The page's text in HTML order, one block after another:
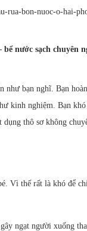
nước sạch chuyên
như bạn nghĩ. Bạn
kinh nghiệm. Bạn
thô sơ không
Vì thế rất là khó để
ngạt người xuống